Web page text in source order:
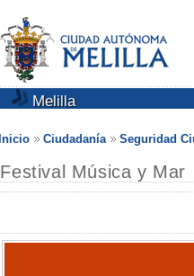
Melilla
Inicio Ciudadanía Seguridad
Festival Música y Mar